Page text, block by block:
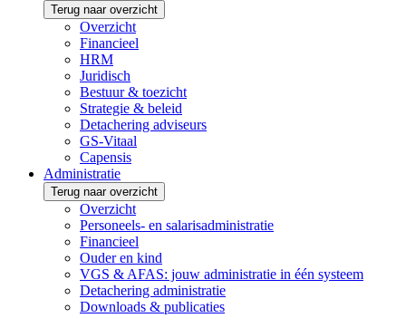
Terug naar overzicht
Overzicht
Financieel
HRM
Juridisch
Bestuur & toezicht
Strategie & beleid
Detachering adviseurs
GS-Vitaal
Capensis
Administratie
Terug naar overzicht
Overzicht
Personeels- en salarisadministratie
Financieel
Ouder en kind
VGS & AFAS: jouw administratie in één systeem
Detachering administratie
Downloads & publicaties